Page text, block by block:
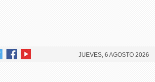
JUEVES, 6 AGOSTO 2026